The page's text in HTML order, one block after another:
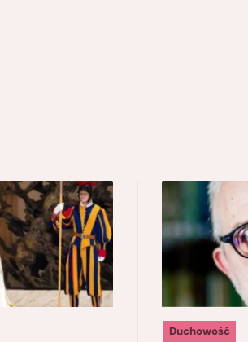
Duchowość